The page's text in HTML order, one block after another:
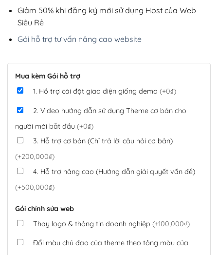
Giảm 50% khi đăng ký mới sử dụng Host của Web
Siêu Rẻ
Gói hỗ trợ tư vấn nâng cao website
Mua kèm Gói hỗ trợ
1. Hỗ trợ cài đặt giao diện giống demo (+0₫)
2. Video hướng dẫn sử dụng Theme cơ bản cho
người mới bắt đầu (+0₫)
3. Hỗ trợ cơ bản (Chỉ trả lời câu hỏi cơ bản)
(+200,000₫)
4. Hỗ trợ nâng cao (Hướng dẫn giải quyết vấn đề)
(+500,000₫)
Gói chỉnh sửa web
Thay logo & thông tin doanh nghiệp (+100,000₫)
Đổi màu chủ đạo của theme theo tông màu của